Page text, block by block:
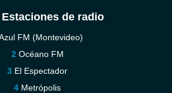
Estaciones de radio
FM (Montevideo)
Océano FM
El Espectador
Metrópolis